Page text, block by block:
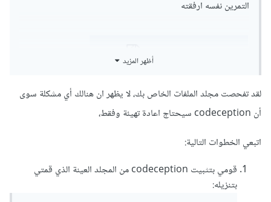
4- إنشاء مشروع Codeception جديد باستخدام الأمر التالي:
codecept generate:test unit Example
الخاصة بك.
التمرين نفسه ارفقته
codecept (4).zipأظهر المزيد
لقد تفحصت مجلد الملفات الخاص بك، لا يظهر ان هنالك أي مشكلة سوى
أن codeception سيحتاج اعادة تهيئة وفقط،
اتبعي الخطوات التالية:
قومي بتثبيت codeception من المجلد العينة الذي قمتي
بتنزيله: